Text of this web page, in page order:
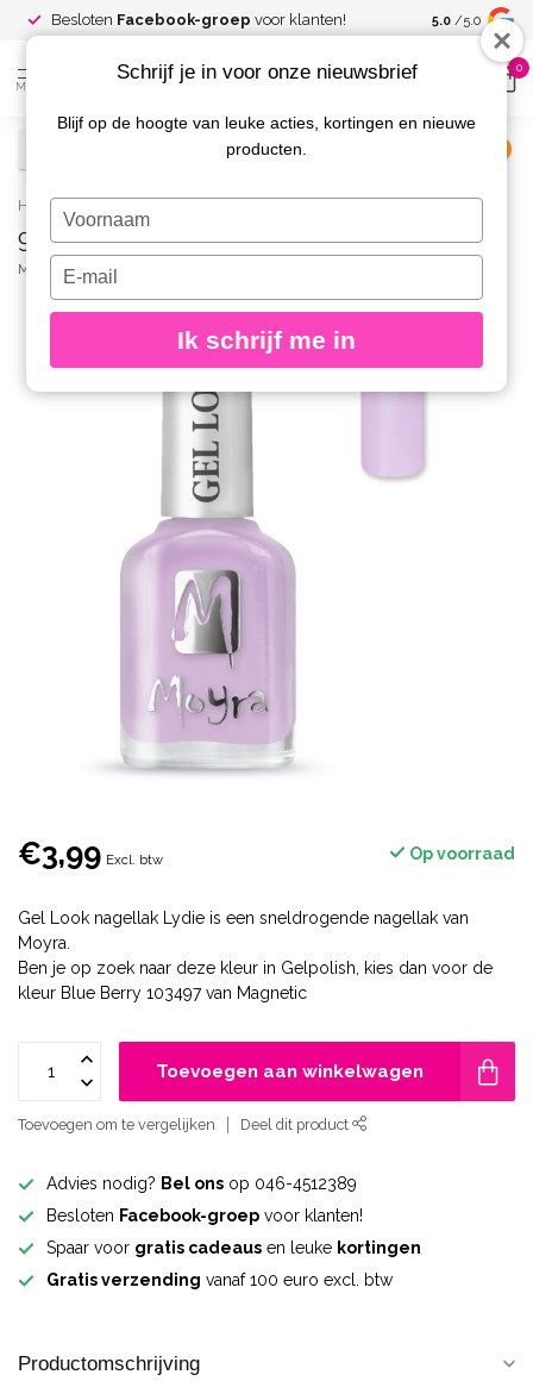
Besloten Facebook-groep voor klanten! Spaar voor
kortingen
5.0 /5.0
MENU
0
Home / 969 Gel Look Nagellak Lydie
969 Gel Look Nagellak Lydie
MOYRA
€3,99 Excl. btw Op voorraad
Gel Look nagellak Lydie is een sneldrogende nagellak van
Moyra.
Ben je op zoek naar deze kleur in Gelpolish, kies dan voor de
kleur Blue Berry 103497 van Magnetic
Toevoegen aan winkelwagen
Toevoegen om te vergelijken Deel dit product
Advies nodig? Bel ons op 046-4512389
Besloten Facebook-groep voor klanten!
Spaar voor gratis cadeaus en leuke kortingen
Gratis verzending vanaf 100 euro excl. btw
Productomschrijving
Schrijf je in voor onze nieuwsbrief
Blijf op de hoogte van leuke acties, kortingen en nieuwe
producten.
Typ
je
naam
Typ
je
e-
in
Ik schrijf me in